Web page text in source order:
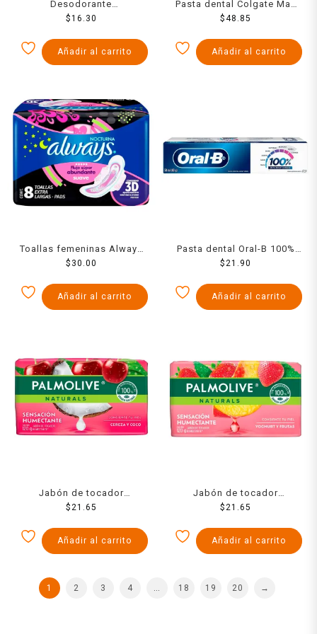
Desodorante
antitranspirante en roll on
$16.30
Añadir al carrito
Pasta dental Colgate Max
White complete clean
mint 2 x 60 ml
$48.85
Añadir al carrito
Toallas femeninas Always
suave nocturna 8 pzas
$ 30.00
Añadir al carrito
Pasta dental Oral-B 100%
de tu boca cuidada menta
$ 21.90
Añadir al carrito
Jabón de tocador
Palmolive Naturals cereza y
$21.65
Añadir al carrito
Jabón de tocador
Palmolive Naturals yoghurt
$21.65
Añadir al carrito
1 2 3 4 … 18 19 20 →